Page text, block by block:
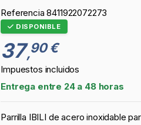
Referencia 8411922072273
DISPONIBLE
37,90 €
Impuestos incluidos
Entrega entre 24 a 48 horas
Parrilla IBILI de acero inoxidable